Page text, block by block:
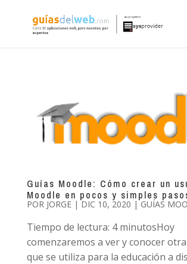
Guías Moodle: Cómo crear un
Moodle en pocos y simples
POR JORGE|DIC 10, 2020 |GUÍAS
Tiempo de lectura: 4 minutosHoy
comenzaremos a ver y conocer
que se utiliza para la educación a